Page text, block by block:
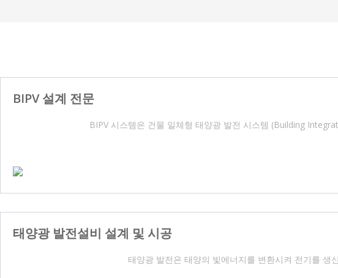
BIPV 설계 전문
BIPV 시스템은 건물 일체형 태양광 발전 시스템 (Building
태양광 발전설비 설계 및 시공
태양광 발전은 태양의 빛에너지를 변환시켜 전기를